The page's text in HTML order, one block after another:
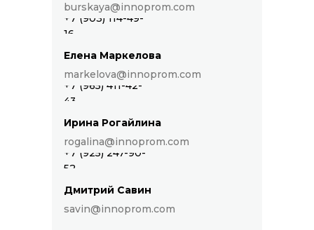
Ирина Рогайлина
rogalina@innoprom.com
+7 (925) 247-90-
52
+7 (965) 411-42-
43
markelova@innoprom.com
Елена Маркелова
savin@innoprom.com
Дмитрий Савин
+7 (903) 114-49-
16
burskaya@innoprom.com